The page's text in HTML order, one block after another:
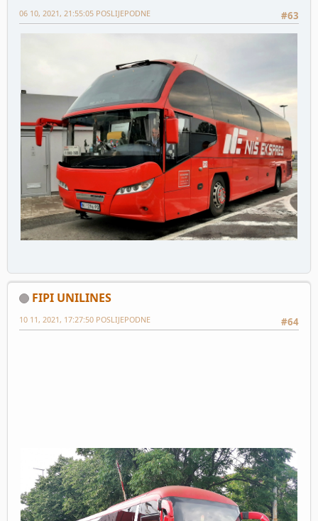
#63
06 10, 2021, 21:55:05 POSLIJEPODNE
FIPI UNILINES
#64
10 11, 2021, 17:27:50 POSLIJEPODNE